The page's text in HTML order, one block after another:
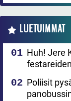
LUETUIMMAT
Huh! Jere
Poliisit